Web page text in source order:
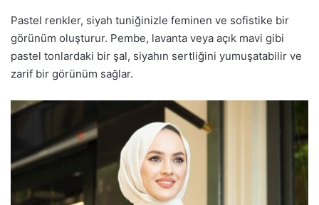
Pastel renkler, siyah tuniğinizle feminen ve sofistike bir
görünüm oluşturur. Pembe, lavanta veya açık mavi gibi
pastel tonlardaki bir şal, siyahın sertliğini yumuşatabilir ve
zarif bir görünüm sağlar.